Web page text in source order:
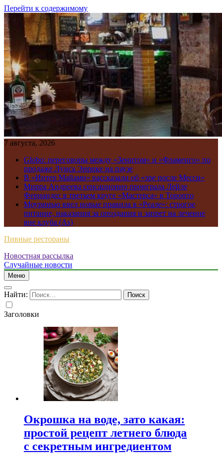
Перейти к содержимому
7 августа, 2026
Globo: переговоры между «Зенитом» и «Фламенго» по
продаже Луиса Энрике на паузе
В «Интер Майами» рассказали об «эре после Месси»
Мирра Андреева сенсационно проиграла Лейле
Фернандес в третьем круге «Мастерса» в Торонто
Моуринью ввел новые правила в «Реале»: строгое
питание, наказания за опоздания и запрет на лечение
вне клуба (As)
Пивные рестораны
Новостная рассылка
Случайные новости
Меню
Найти:
Заголовки
Окрошка на воде, зато какая:
простой рецепт летнего блюда
с секретным ингредиентом